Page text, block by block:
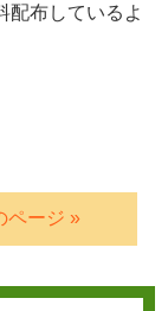
配布しているよ
ページ »